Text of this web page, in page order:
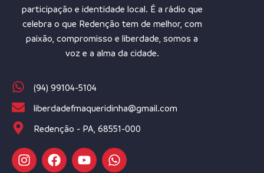
participação e identidade local. É a rádio que
celebra o que Redenção tem de melhor, com
paixão, compromisso e liberdade, somos a
voz e a alma da cidade.
(94) 99104-5104
liberdadefmaqueridinha@gmail.com
Redenção - PA, 68551-000